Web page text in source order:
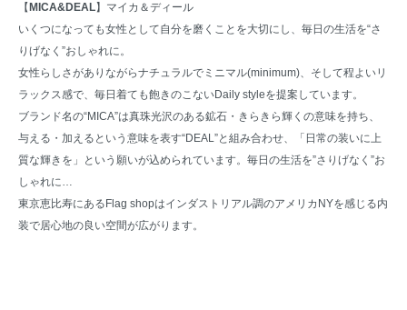
【 MICA&DEAL】マイカ＆ディール
いくつになっても女性として自分を磨くことを大切にし、毎日の生活を“さ
りげなく”おしゃれに。
女性らしさがありながらナチュラルでミニマル(minimum)、そして程よいリ
ラックス感で、毎日着ても飽きのこないDaily styleを提案しています。
ブランド名の“MICA”は真珠光沢のある鉱石・きらきら輝くの意味を持ち、
与える・加えるという意味を表す“DEAL”と組み合わせ、「日常の装いに上
質な輝きを」という願いが込められています。毎日の生活を”さりげなく”お
しゃれに…
東京恵比寿にあるFlag shopはインダストリアル調のアメリカNYを感じる内
装で居心地の良い空間が広がります。